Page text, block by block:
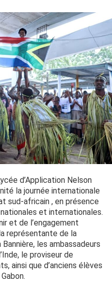
d’Application Nelson
la journée internationale
sud-africain , en présence
et internationales.
et de l’engagement
représentante de la
les ambassadeurs
le proviseur de
ainsi que d’anciens élèves